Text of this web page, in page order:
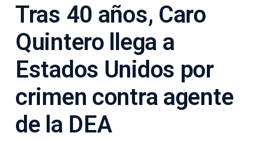
Tras 40 años, Caro
Quintero llega a
Estados Unidos por
crimen contra agente
de la DEA